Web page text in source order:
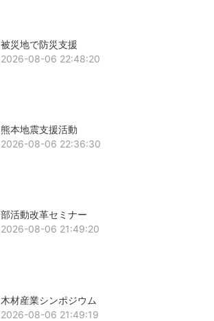
被災地で防災支援
2026-08-06 22:48:20
熊本地震支援活動
2026-08-06 22:36:30
部活動改革セミナー
2026-08-06 21:49:20
木材産業シンポジウム
2026-08-06 21:49:19